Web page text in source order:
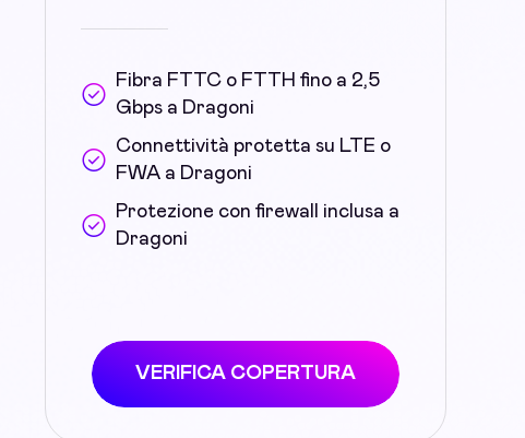
Fibra FTTC o FTTH fino a 2,5
Gbps a Dragoni
Connettività protetta su LTE o
FWA a Dragoni
Protezione con firewall inclusa a
Dragoni
VERIFICA COPERTURA